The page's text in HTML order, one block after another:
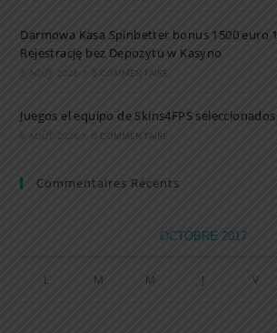
Darmowa Kasa Spinbetter bonus 1500 euro
Rejestrację bez Depozytu w Kasyno
8 AOÛT 2026 / 0 COMMENTAIRE
Juegos el equipo de Skins4FPS
8 AOÛT 2026 / 0 COMMENTAIRE
Commentaires Récents
OCTOBRE 2017
L M M J V